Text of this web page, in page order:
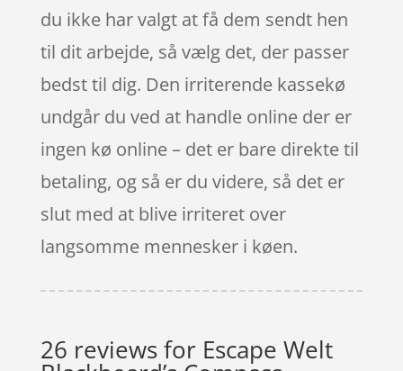
du ikke har valgt at få dem sendt hen
til dit arbejde, så vælg det, der passer
bedst til dig. Den irriterende kassekø
undgår du ved at handle online der er
ingen kø online – det er bare direkte til
betaling, og så er du videre, så det er
slut med at blive irriteret over
langsomme mennesker i køen.
26 reviews for Escape Welt